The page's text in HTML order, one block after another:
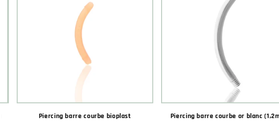
Piercing barre courbe bioplast Piercing barre courbe or blanc